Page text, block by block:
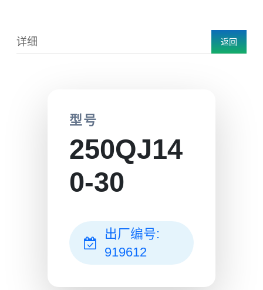
详细 返回
型号
250QJ14
0-30
出厂编号:
919612